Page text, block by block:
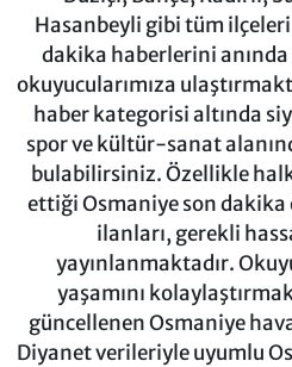
Hasanbeyli gibi tüm
dakika haberlerini
okuyucularımıza
haber kategorisi altında
spor ve kültür-sanat
bulabilirsiniz. Özellikle
ettiği Osmaniye son
ilanları, gerekli
yayınlanmaktadır.
yaşamını
güncellenen Osmaniye
Diyanet verileriyle uyumlu